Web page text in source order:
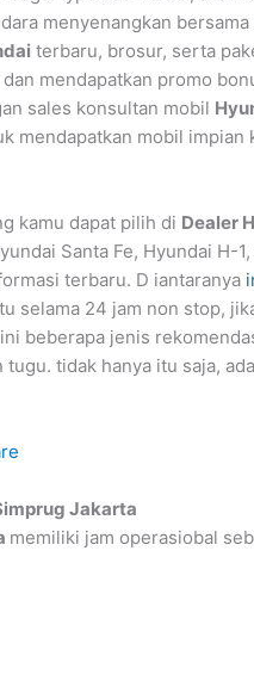
menyenangkan bersama
terbaru, brosur, serta
mendapatkan promo
sales konsultan mobil
mendapatkan mobil impian
kamu dapat pilih di Dealer
Santa Fe, Hyundai H-
terbaru. D iantaranya
selama 24 jam non stop,
beberapa jenis
tidak hanya itu saja,
Jakarta
memiliki jam operasiobal